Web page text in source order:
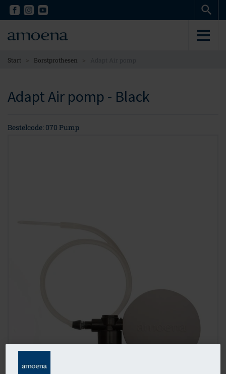
Skip
content
Skip
content
Start > Borstprothesen >
Adapt Air pomp - Black
Bestelcode: 070 Pump